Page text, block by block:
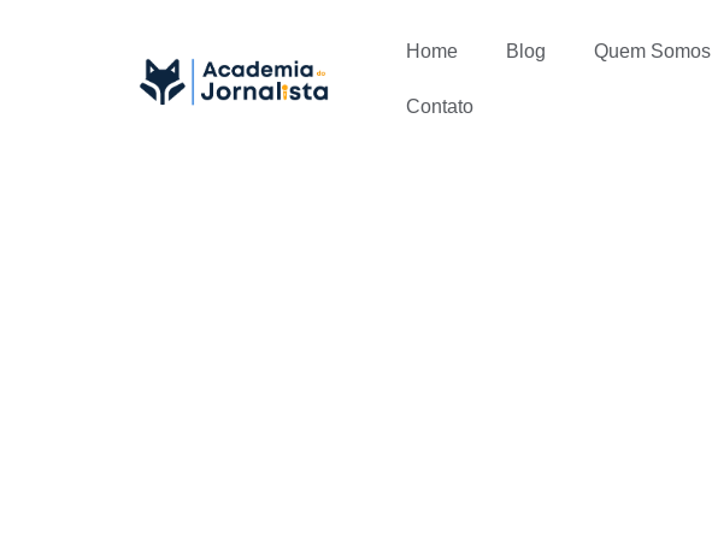
Home Blog Quem Somos
Contato